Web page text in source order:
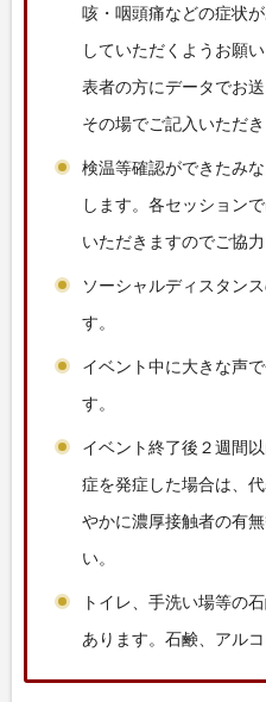
咳・咽頭痛などの症状
していただくようお願
表者の方にデータでお
その場でご記入いただき
検温等確認ができたみ
します。各セッション
いただきますのでご協
ソーシャルディスタン
す。
イベント中に大きな声
す。
イベント終了後２週間
症を発症した場合は、
やかに濃厚接触者の有
い。
トイレ、手洗い場等の
あります。石鹸、アル